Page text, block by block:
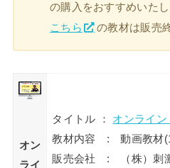
の購入をおすすめいた
こちら
の教材は販売
オン
ライ
タイトル ： オンライ
教材内容 : 動画教材
販売会社 : （株）刺